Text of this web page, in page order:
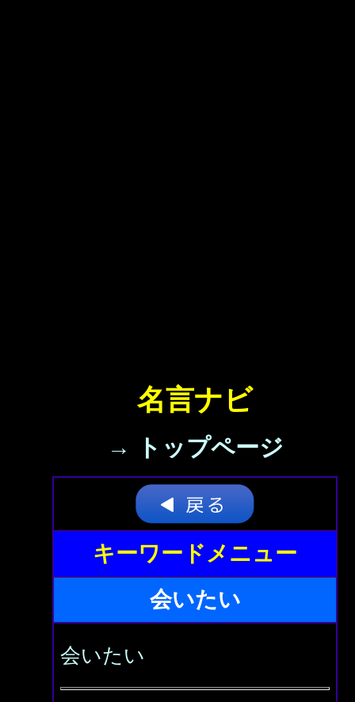
名言ナビ
→ トップページ
キーワードメニュー
会いたい
会いたい